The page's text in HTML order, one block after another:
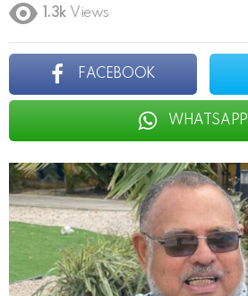
1.3k Views
FACEBOOK
WHATSAPP